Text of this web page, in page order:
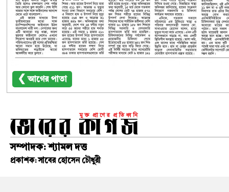
❮ আগের পাতা
সম্পাদক: শ্যামল দত্ত
প্রকাশক: সাবের হোসেন চৌধুরী